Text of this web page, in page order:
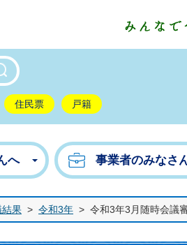
住民票 戸籍
へ 事業者のみなさ
結果 > 令和3年 > 令和3年3月随時会議